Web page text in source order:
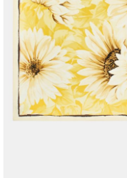
Москва